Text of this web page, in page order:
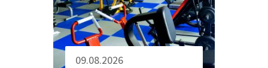
09.08.2026